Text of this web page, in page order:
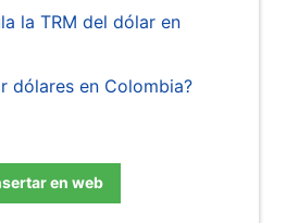
la TRM del dólar en
dólares en Colombia?
en web